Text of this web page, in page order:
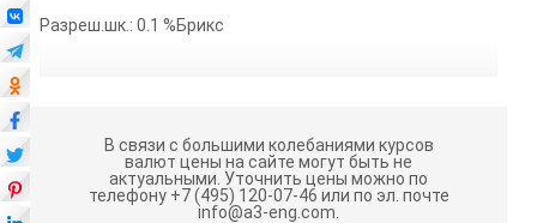
Разреш.шк.: 0.1 %Брикс
В связи с большими колебаниями курсов
валют цены на сайте могут быть не
актуальными. Уточнить цены можно по
телефону +7 (495) 120-07-46 или по эл. почте
info@a3-eng.com.